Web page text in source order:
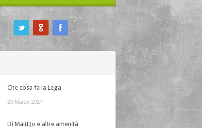
Che cosa fa la Lega
29 Marzo 2017
Di Mai(L)o e altre amenità